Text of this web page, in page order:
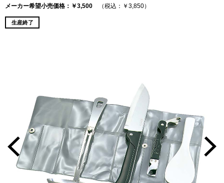
メーカー希望小売価格：￥3,500 （税込：￥3,850）
生産終了